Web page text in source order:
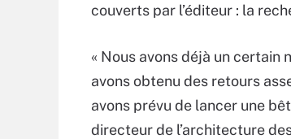
couverts par l’éditeur : la
« Nous avons déjà un
avons obtenu des retours
avons prévu de lancer une
directeur de l’architecture